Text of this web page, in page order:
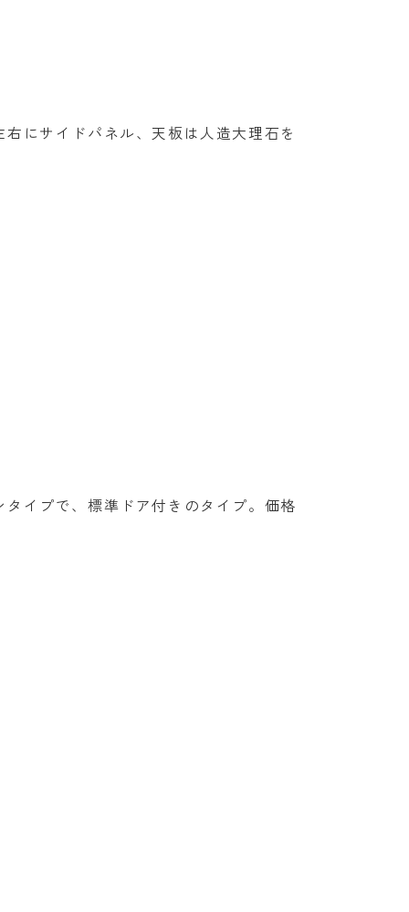
にサイドパネル、天板は人造大理石を
イプで、標準ドア付きのタイプ。価格